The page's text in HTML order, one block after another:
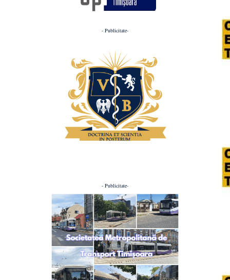
- Publicitate-
- Publicitate-